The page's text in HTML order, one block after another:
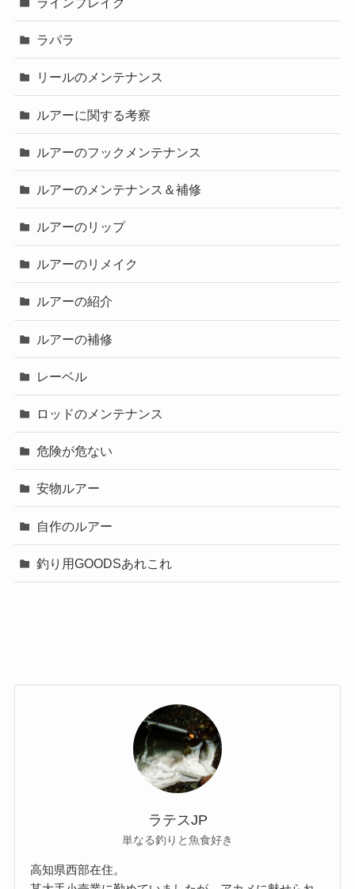
ラパラ
リールのメンテナンス
ルアーに関する考察
ルアーのフックメンテナンス
ルアーのメンテナンス＆補修
ルアーのリップ
ルアーのリメイク
ルアーの紹介
ルアーの補修
レーベル
ロッドのメンテナンス
危険が危ない
安物ルアー
自作のルアー
釣り用GOODSあれこれ
ラテスJP
単なる釣りと魚食好き
高知県西部在住。